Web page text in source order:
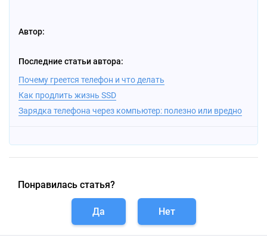
Автор:
Последние статьи автора:
Почему греется телефон и что делать
Как продлить жизнь SSD
Зарядка телефона через компьютер: полезно или вредно
Понравилась статья?
Да Нет